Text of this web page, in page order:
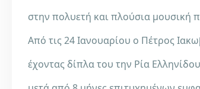
στην πολυετή και πλούσια μουσική
Από τις 24 Ιανουαρίου ο Πέτρος
έχοντας δίπλα του την Ρία